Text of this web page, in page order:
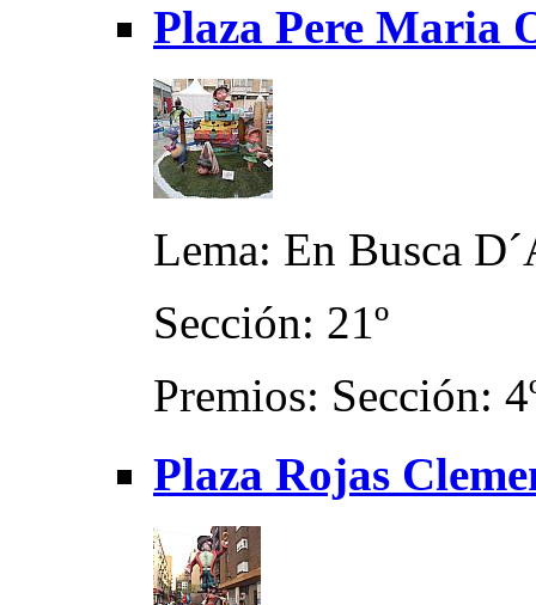
Plaza Pere Maria
Lema: En Busca
Sección: 21º
Premios: Sección:
Plaza Rojas